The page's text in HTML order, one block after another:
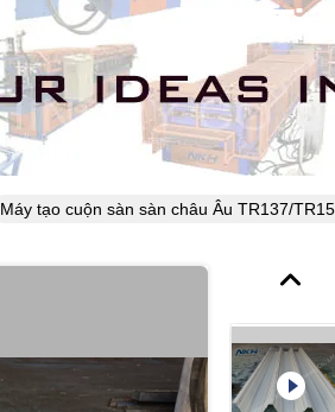
Chi
Máy tạo cuộn sàn sàn châu Âu TR137/